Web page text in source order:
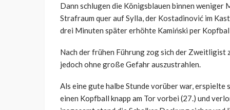
Dann schlugen die Königsblauen binnen weniger
Strafraum quer auf Sylla, der Kostadinović im
drei Minuten später erhöhte Kamiński per
Nach der frühen Führung zog sich der Zweitligist
jedoch ohne große Gefahr auszustrahlen.
Als eine gute halbe Stunde vorüber war,
einen Kopfball knapp am Tor vorbei (27.) und